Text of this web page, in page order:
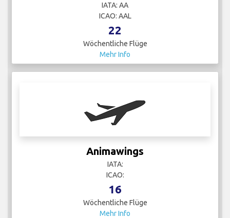
IATA: AA
ICAO: AAL
22
Wöchentliche Flüge
Mehr Info
Animawings
IATA:
ICAO:
16
Wöchentliche Flüge
Mehr Info